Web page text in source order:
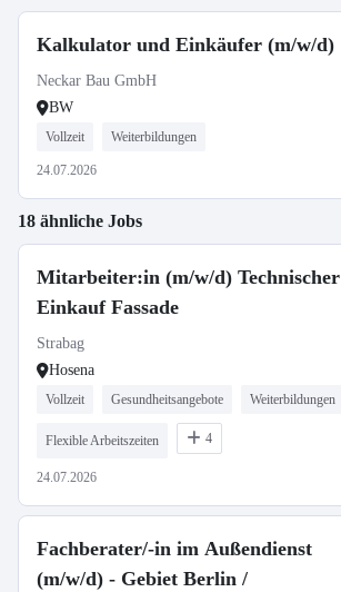
Kalkulator und Einkäufer (m/w/d)
Neckar Bau GmbH
BW
Vollzeit Weiterbildungen
24.07.2026
18 ähnliche Jobs
Mitarbeiter:in (m/w/d) Technischer
Einkauf Fassade
Strabag
Hosena
Vollzeit Gesundheitsangebote Weiterbildungen
Flexible Arbeitszeiten 4
24.07.2026
Fachberater/-in im Außendienst
(m/w/d) - Gebiet Berlin /